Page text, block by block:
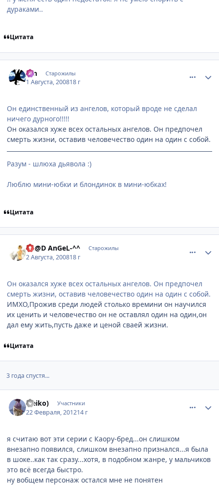
дураками..
Цитата
Ion Старожилы
1 Августа, 200818 г
Он единственный из ангелов, который вроде не сделал
ничего дурного!!!!!
Он оказался хуже всех остальных ангелов. Он предпочел
смерть жизни, оставив человечество один на один с собой.
Разум - шлюха дьявола :)
Люблю мини-юбки и блондинок в мини-юбках!
Цитата
-M@D AnGeL-^^ Старожилы
2 Августа, 200818 г
Он оказался хуже всех остальных ангелов. Он предпочел
смерть жизни, оставив человечество один на один с собой.
ИМХО,Прожив среди людей столько времини он научился
их ценить и человечество он не оставлял один на один,он
дал ему жить,пусть даже и ценой сваей жизни.
Цитата
3 года спустя...
(seiko) Участники
22 Февраля, 201214 г
я считаю вот эти серии с Каору-бред...он слишком
внезапно появился, слишком внезапно признался...я была
в шоке..как так сразу...хотя, в подобном жанре, у мальчиков
это всё всегда быстро.
ну вобщем персонаж остался мне не понятен